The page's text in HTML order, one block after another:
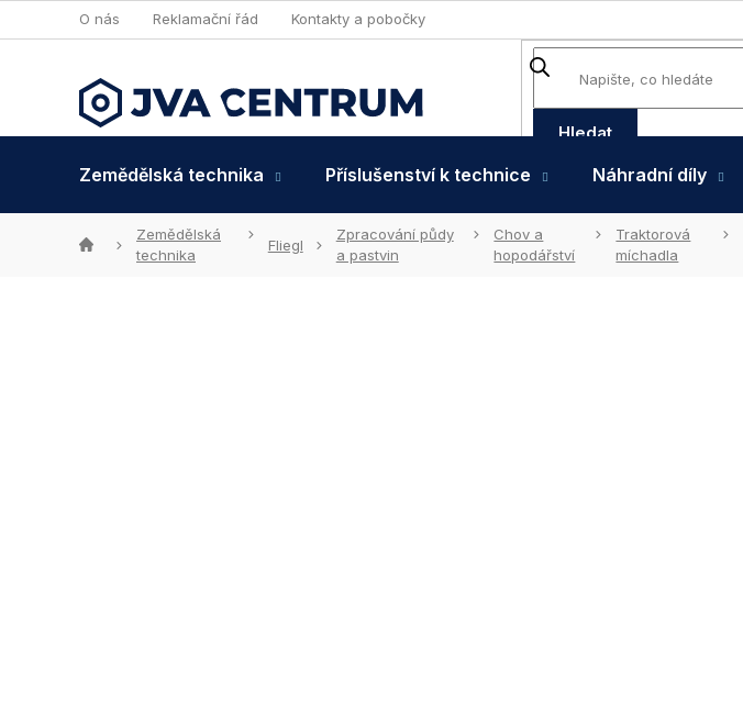
na
O nás Reklamační řád Kontakty a pobočky
Hledat
Zemědělská technika
Příslušenství k technice Náhradní díly
Domů
Zemědělská
technika
Fliegl
Zpracování půdy
a pastvin
Chov a
hopodářství
Traktorová
míchadla